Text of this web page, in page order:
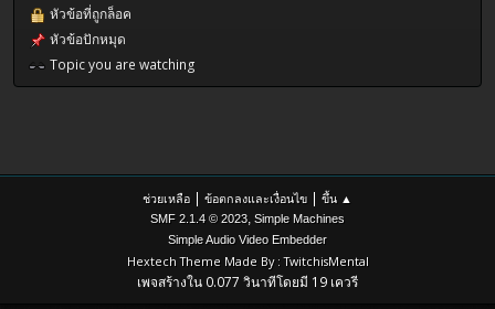
หัวข้อที่ถูกล็อค
หัวข้อปักหมุด
Topic you are watching
ช่วยเหลือ | ข้อตกลงและเงื่อนไข | ขึ้น ▲
SMF 2.1.4 © 2023 Simple Machines
Simple Audio Video Embedder
Hextech Theme Made By : TwitchisMental
เพจสร้างใน 0.077 วินาทีโดยมี 19 เควรี